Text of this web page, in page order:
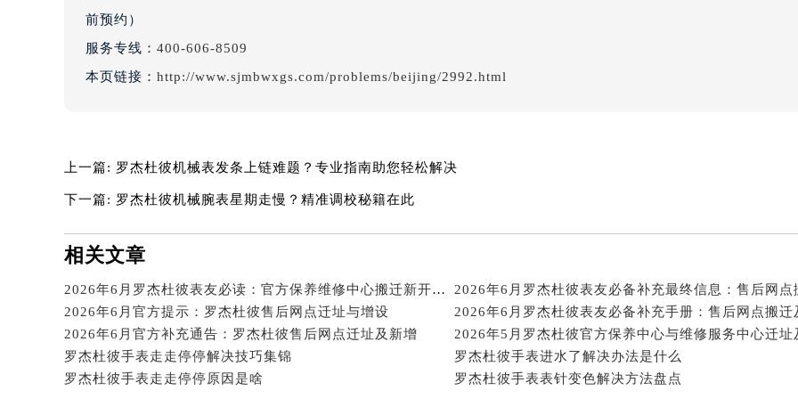
内蒙古自治区通辽市科尔沁区明仁大街罗杰杜彼售后服务中心（需提前预约）
内蒙古自治区锡林郭勒盟市锡林浩特市光明街与额尔敦路交叉口罗杰杜彼售后服务中心（需提前预约
山西省晋城市城区黄华街罗杰杜彼售后服务中心（需提前预约）
山西省临汾市尧都区解放路罗杰杜彼售后服务中心（需提前预约）
山西省吕梁市离石区永宁中路与建设街交叉口罗杰杜彼售后服务中心（需提前预约）
山西省朔州市朔城区怡西路与鄯阳西街交汇处罗杰杜彼售后服务中心（需提前预约）
山西省忻州市忻府区和平东街与七一南路交叉口罗杰杜彼售后服务中心（需提前预约）
山西省阳泉市郊区平阳东街与新城大道交叉口罗杰杜彼售后服务中心（需提前预约）
前预约）
服务专线： 400-606-8509
本页链接： http://www.sjmbwxgs.com/problems/beijing/2992.html
上一篇: 罗杰杜彼机械表发条上链难题？专业指南助您轻松解决
下一篇: 罗杰杜彼机械腕表星期走慢？精准调校秘籍在此
相关文章
2026年6月罗杰杜彼表友必读：官方保养维修中心搬迁新开明细
2026年6月官方提示：罗杰杜彼售后网点迁址与增设
2026年6月罗杰杜彼表友必备补充手册：售后网点搬迁
2026年6月官方补充通告：罗杰杜彼售后网点迁址及新增
罗杰杜彼手表走走停停解决技巧集锦
罗杰杜彼手表进水了解决办法是什么
罗杰杜彼手表走走停停原因是啥
罗杰杜彼手表表针变色解决方法盘点